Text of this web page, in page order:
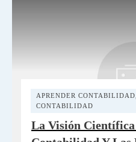
APRENDER CONTABILIDAD
CONTABILIDAD
La Visión Científica